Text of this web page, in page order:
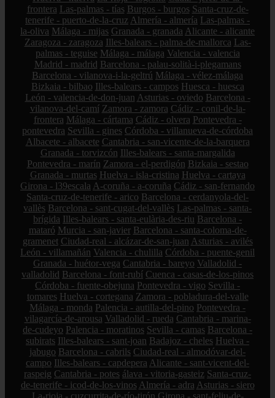
frontera Las-palmas - tías Burgos - burgos Santa-cruz-de-
tenerife - puerto-de-la-cruz Almería - almería Las-palmas -
la-oliva Málaga - mijas Granada - granada Alicante - alicante
Zaragoza - zaragoza Illes-balears - palma-de-mallorca Las-
palmas - teguise Málaga - málaga Valencia - valencia
Madrid - madrid Barcelona - palau-solità-i-plegamans
Barcelona - vilanova-i-la-geltrú Málaga - vélez-málaga
Bizkaia - bilbao Illes-balears - campos Huesca - huesca
León - valencia-de-don-juan Asturias - oviedo Barcelona -
vilanova-del-camí Zamora - zamora Cádiz - conil-de-la-
frontera Málaga - cártama Cádiz - olvera Pontevedra -
pontevedra Sevilla - gines Córdoba - villanueva-de-córdoba
Albacete - albacete Cantabria - san-vicente-de-la-barquera
Granada - torvizcón Illes-balears - santa-margalida
Pontevedra - marín Zamora - el-perdigón Bizkaia - sestao
Granada - murtas Huelva - isla-cristina Huelva - cartaya
Girona - l39escala A-coruña - a-coruña Cádiz - san-fernando
Santa-cruz-de-tenerife - arico Barcelona - cerdanyola-del-
vallès Barcelona - sant-cugat-del-vallès Las-palmas - santa-
brígida Illes-balears - santa-eulària-des-riu Barcelona -
mataró Murcia - san-javier Barcelona - santa-coloma-de-
gramenet Ciudad-real - alcázar-de-san-juan Asturias - avilés
León - villamañán Valencia - chulilla Córdoba - puente-genil
Granada - huétor-vega Cantabria - bareyo Valladolid -
valladolid Barcelona - font-rubí Cuenca - casas-de-los-pinos
Córdoba - fuente-obejuna Pontevedra - vigo Sevilla -
tomares Huelva - cortegana Zamora - pobladura-del-valle
Málaga - monda Palencia - autilla-del-pino Pontevedra -
vilagarcía-de-arousa Valladolid - rueda Cantabria - marina-
de-cudeyo Palencia - moratinos Sevilla - camas Barcelona -
subirats Illes-balears - sant-joan Badajoz - cheles Huelva -
jabugo Barcelona - cabrils Ciudad-real - almodóvar-del-
campo Illes-balears - capdepera Alicante - sant-vicent-del-
raspeig Cantabria - potes álava - vitoria-gasteiz Santa-cruz-
de-tenerife - icod-de-los-vinos Almería - adra Asturias - siero